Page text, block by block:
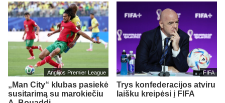
Anglijos Premier League
„Man City“ klubas pasiekė
susitarimą su marokiečiu
FIFA
Trys konfederacijos atviru
laišku kreipėsi į FIFA